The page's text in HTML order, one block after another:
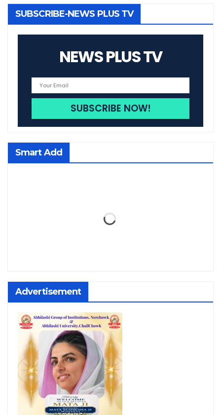
SUBSCRIBE-NEWS PLUS TV
NEWS PLUS TV
Smart Add
Advertisement